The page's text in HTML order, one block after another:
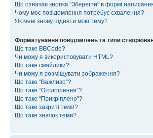
Що означає кнопка “Зберегти” в формі
Чому моє повідомлення потребує схвалення?
Як мені знову підняти мою тему?
Форматування повідомлень та типи
Що таке BBCode?
Чи можу я використовувати HTML?
Що таке смайлики?
Чи можу я розміщувати зображення?
Що таке “Важливо”?
Що таке “Оголошення”?
Що таке “Прикріплено”?
Що таке закриті теми?
Що таке значок теми?